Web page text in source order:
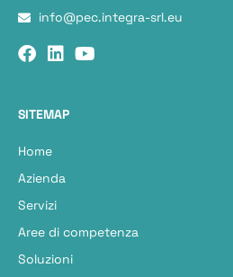
info@pec.integra-srl.eu
SITEMAP
Home
Azienda
Servizi
Aree di competenza
Soluzioni